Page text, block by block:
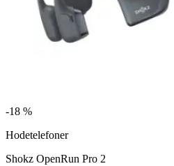
-18 %
Hodetelefoner
Shokz OpenRun Pro 2